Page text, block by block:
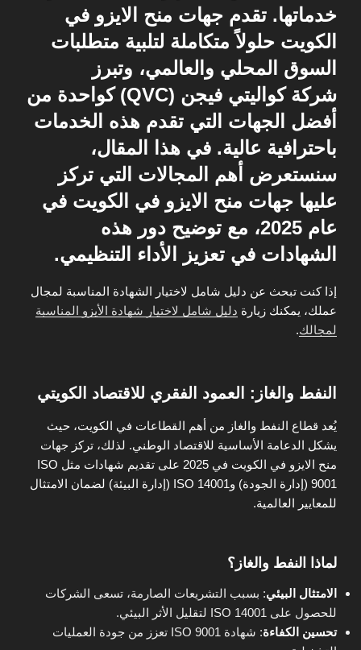
خدماتها. تقدم جهات منح الايزو في
الكويت حلولاً متكاملة لتلبية متطلبات
السوق المحلي والعالمي، وتبرز
شركةكواليتي فيجن (QVC)
كواحدة من
أفضل الجهات التي تقدم هذه الخدمات
باحترافية عالية. في هذا المقال،
سنستعرض أهم المجالات التي تركز
عليها جهات منح الايزو في الكويت في
عام 2025، مع توضيح دور هذه
الشهادات في تعزيز الأداء التنظيمي.
إذا كنت تبحث عن دليل شامل لاختيار الشهادة المناسبة لمجال
عملك، يمكنك زيارة دليل شامل لاختيار شهادة الأيزو المناسبة
لمجالك.
النفط والغاز: العمود الفقري للاقتصاد الكويتي
يُعد قطاع النفط والغاز من أهم القطاعات في الكويت، حيث
يشكل الدعامة الأساسية للاقتصاد الوطني. لذلك، تركز جهات
منح الايزو في الكويت في 2025 على تقديم شهادات مثل ISO
9001 (إدارة الجودة) وISO 14001 (إدارة البيئة) لضمان الامتثال
للمعايير العالمية.
لماذا النفط والغاز؟
الامتثال البيئي: بسبب التشريعات الصارمة، تسعى الشركات
للحصول على ISO 14001 لتقليل الأثر البيئي.
تحسين الكفاءة
: شهادة ISO 9001 تعزز من جودة العمليات